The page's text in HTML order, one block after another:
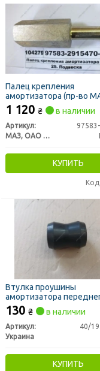
Палец крепления
амортизатора (пр-во
1 120 ₴ в наличии
Артикул:
МАЗ, ОАО «Минский автомобильный завод»
КУПИТЬ
Втулка проушины
амортизатора
437040 резиновая (пр-во
Украина)
130 ₴ в наличии
Артикул:
40/
Украина
КУПИТЬ